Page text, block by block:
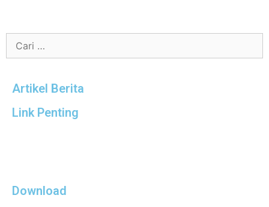
Artikel Berita
Link Penting
Download